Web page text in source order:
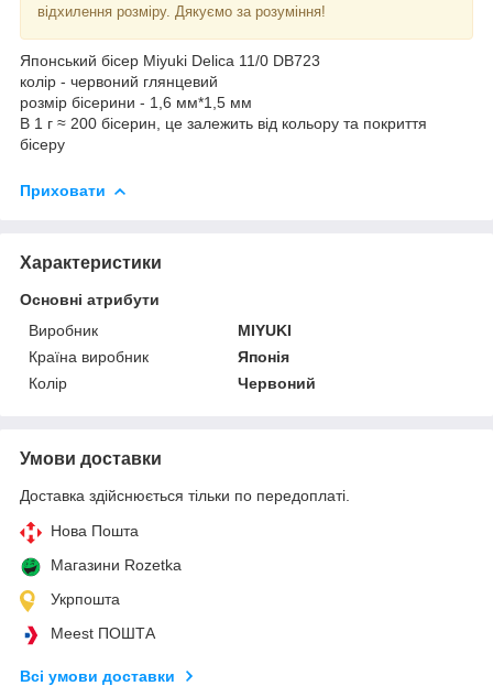
відхилення розміру. Дякуємо за розуміння!
Японський бісер Miyuki Delica 11/0 DB723
колір - червоний глянцевий
розмір бісерини - 1,6 мм*1,5 мм
В 1 г ≈ 200 бісерин, це залежить від кольору та покриття
бісеру
Приховати
Характеристики
Основні атрибути
Виробник
MIYUKI
Країна виробник
Японія
Колір
Червоний
Умови доставки
Доставка здійснюється тільки по передоплаті.
Нова Пошта
Магазини Rozetka
Укрпошта
Meest ПОШТА
Всі умови доставки